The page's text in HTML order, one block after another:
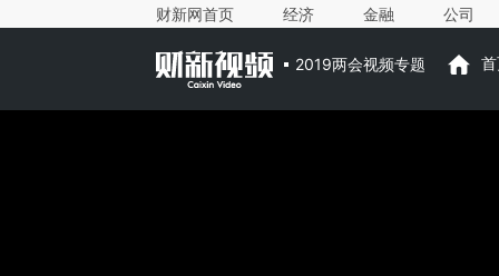
财新网首页 经济 金融 公司
2019两会视频专题